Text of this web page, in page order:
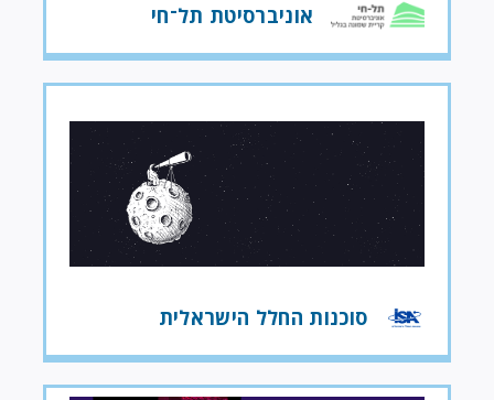
אוניברסיטת תל־חי
סוכנות החלל הישראלית